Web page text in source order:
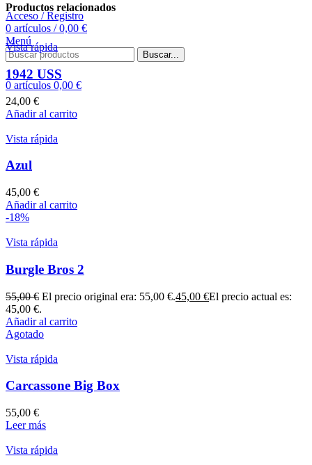
Acceso / Registro
0 artículos / 0,00 €
Menú
Buscar...
0 artículos 0,00 €
Productos relacionados
Vista rápida
1942 USS
24,00 €
Añadir al carrito
Vista rápida
Azul
45,00 €
Añadir al carrito
-18%
Vista rápida
Burgle Bros 2
55,00€ El precio original era: 55,00 €.45,00 €El precio actual es:
45,00 €.
Añadir al carrito
Agotado
Vista rápida
Carcassone Big Box
55,00 €
Leer más
Vista rápida